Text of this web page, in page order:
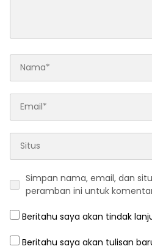
Simpan nama, email, dan
peramban ini untuk
Beritahu saya akan tindak
Beritahu saya akan tulisan